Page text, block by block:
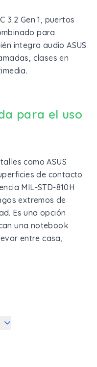
3.2 Gen 1, puertos
para
integra audio ASUS
clases en
para el uso
como ASUS
de contacto
MIL-STD-810H
extremos de
Es una opción
una notebook
entre casa,